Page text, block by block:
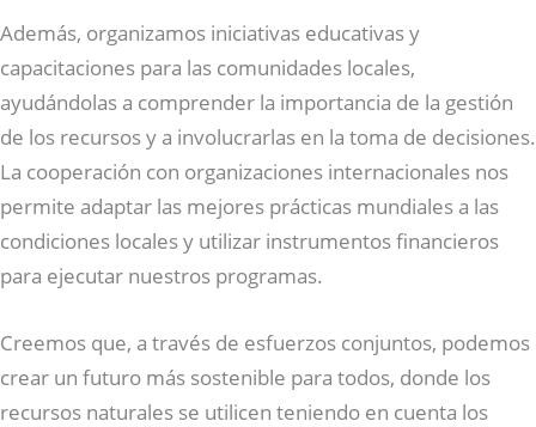
Además, organizamos iniciativas educativas y
capacitaciones para las comunidades locales,
ayudándolas a comprender la importancia de la gestión
de los recursos y a involucrarlas en la toma de decisiones.
La cooperación con organizaciones internacionales nos
permite adaptar las mejores prácticas mundiales a las
condiciones locales y utilizar instrumentos financieros
para ejecutar nuestros programas.
Creemos que, a través de esfuerzos conjuntos, podemos
crear un futuro más sostenible para todos, donde los
recursos naturales se utilicen teniendo en cuenta los